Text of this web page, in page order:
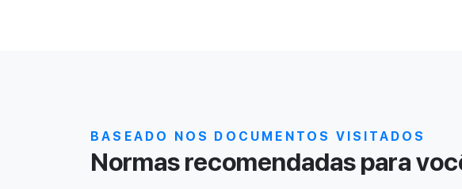
BASEADO NOS DOCUMENTOS VISITADOS
Normas recomendadas para